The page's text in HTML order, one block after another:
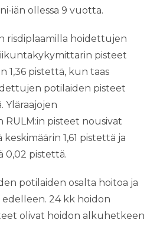
iän ollessa 9 vuotta.
risdiplaamilla hoidettujen
pisteet
1,36 pistettä, kun taas
potilaiden pisteet
Yläraajojen
pisteet nousivat
1,61 pistettä ja
0,02 pistettä.
potilaiden osalta hoitoa ja
24 kk hoidon
olivat hoidon alkuhetkeen